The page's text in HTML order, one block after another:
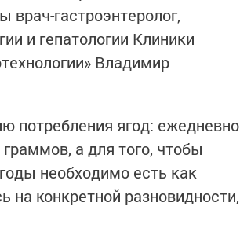
гастроэнтеролог,
и гепатологии Клиники
Владимир
потребления ягод: ежедневно
а для того, чтобы
необходимо есть как
на конкретной разновидности,